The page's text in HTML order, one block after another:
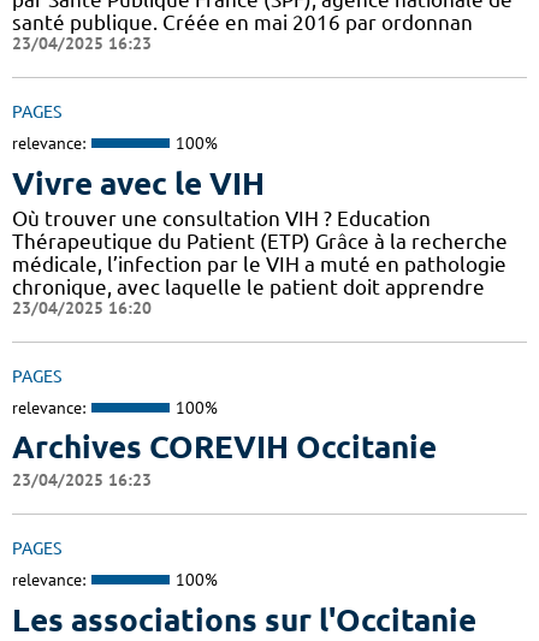
santé publique. Créée en mai 2016 par ordonnan
23/04/2025 16:23
PAGES
relevance: 100%
Vivre avec le VIH
Où trouver une consultation VIH ? Education
Thérapeutique du Patient (ETP) Grâce à la recherche
médicale, l’infection par le VIH a muté en pathologie
chronique, avec laquelle le patient doit apprendre
23/04/2025 16:20
PAGES
relevance: 100%
Archives COREVIH Occitanie
23/04/2025 16:23
PAGES
relevance: 100%
Les associations sur l'Occitanie